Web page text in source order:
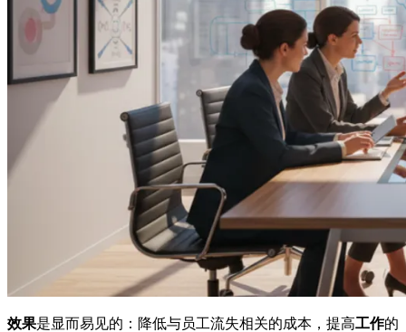
效果是显而易见的：降低与员工流失相关的成本，提高工作的